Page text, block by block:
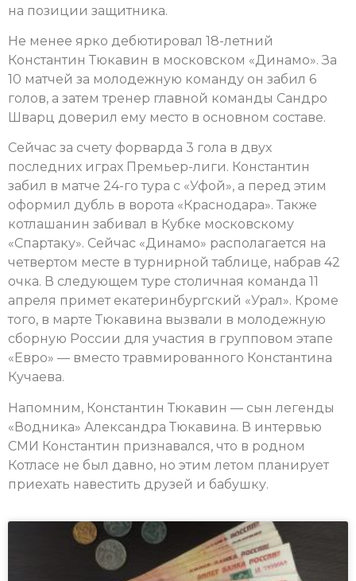
на позиции защитника.
Не менее ярко дебютировал 18-летний
Константин Тюкавин в московском «Динамо». За
10 матчей за молодежную команду он забил 6
голов, а затем тренер главной команды Сандро
Шварц доверил ему место в основном составе.
Сейчас за счету форварда 3 гола в двух
последних играх Премьер-лиги. Константин
забил в матче 24-го тура с «Уфой», а перед этим
оформил дубль в ворота «Краснодара». Также
котлашанин забивал в Кубке московскому
«Спартаку». Сейчас «Динамо» располагается на
четвертом месте в турнирной таблице, набрав 42
очка. В следующем туре столичная команда 11
апреля примет екатеринбургский «Урал». Кроме
того, в марте Тюкавина вызвали в молодежную
сборную России для участия в групповом этапе
«Евро» — вместо травмированного Константина
Кучаева.
Напомним, Константин Тюкавин — сын легенды
«Водника» Александра Тюкавина. В интервью
СМИ Константин признавался, что в родном
Котласе не был давно, но этим летом планирует
приехать навестить друзей и бабушку.